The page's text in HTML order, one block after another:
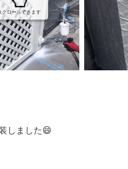
クロールできます
しました😄